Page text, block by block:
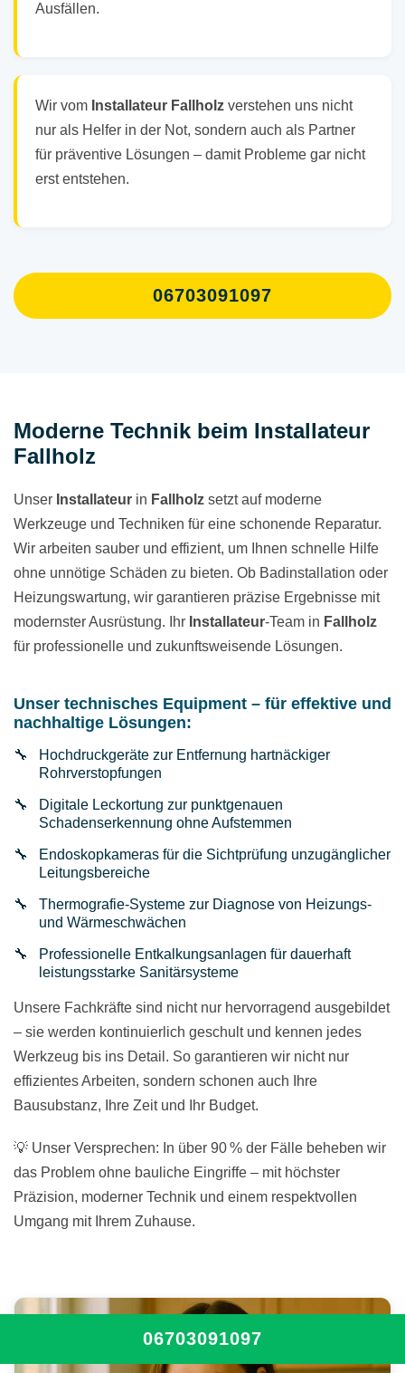
Ausfällen.
Wir vom Installateur Fallholz verstehen uns nicht
nur als Helfer in der Not, sondern auch als Partner
für präventive Lösungen – damit Probleme gar nicht
erst entstehen.
06703091097
Moderne Technik beim Installateur
Fallholz
Unser Installateur in Fallholz setzt auf moderne
Werkzeuge und Techniken für eine schonende Reparatur.
Wir arbeiten sauber und effizient, um Ihnen schnelle Hilfe
ohne unnötige Schäden zu bieten. Ob Badinstallation oder
Heizungswartung, wir garantieren präzise Ergebnisse mit
modernster Ausrüstung. Ihr Installateur-Team in Fallholz
für professionelle und zukunftsweisende Lösungen.
Unser technisches Equipment – für effektive und
nachhaltige Lösungen:
Hochdruckgeräte zur Entfernung hartnäckiger
Rohrverstopfungen
Digitale Leckortung zur punktgenauen
Schadenserkennung ohne Aufstemmen
Endoskopkameras für die Sichtprüfung unzugänglicher
Leitungsbereiche
Thermografie-Systeme zur Diagnose von Heizungs-
und Wärmeschwächen
Professionelle Entkalkungsanlagen für dauerhaft
leistungsstarke Sanitärsysteme
Unsere Fachkräfte sind nicht nur hervorragend ausgebildet
– sie werden kontinuierlich geschult und kennen jedes
Werkzeug bis ins Detail. So garantieren wir nicht nur
effizientes Arbeiten, sondern schonen auch Ihre
Bausubstanz, Ihre Zeit und Ihr Budget.
💡 Unser Versprechen: In über 90 % der Fälle beheben wir
das Problem ohne bauliche Eingriffe – mit höchster
Präzision, moderner Technik und einem respektvollen
Umgang mit Ihrem Zuhause.
06703091097